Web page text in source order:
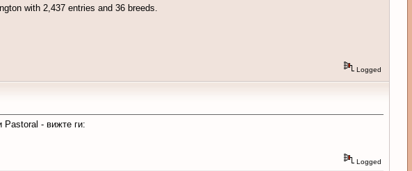
with 2,437 entries and 36 breeds.
Logged
Pastoral - вижте ги:
Logged